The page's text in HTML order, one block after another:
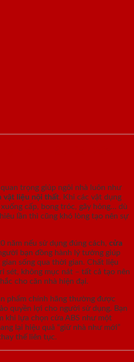
trọng giúp ngôi nhà luôn như
vật liệu nội thất. Khi các vật dụng
cấp, bong tróc, gãy hỏng… dù
lần thì cũng khó lòng tạo nên sự
năm nếu sử dụng đúng cách, cửa
bạn đồng hành lý tưởng giúp
sống qua thời gian. Chất liệu
sét, không mục nát – tất cả tạo nên
cho căn nhà hiện đại.
phẩm chính hãng thường được
quyền lợi cho người sử dụng. Bạn
khi lựa chọn cửa ABS như một
lại hiệu quả “giữ nhà như mới”
thế liên tục.